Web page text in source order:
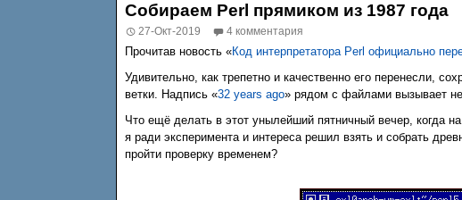
Собираем Perl прямиком из 1987 года
27-Окт-2019 4 комментария
Прочитав новость «Код интерпретатора Perl официально
Удивительно, как трепетно и качественно его перенесли,
ветки. Надпись «32 years ago» рядом с файлами вызывает
Что ещё делать в этот унылейший пятничный вечер, когда
я ради эксперимента и интереса решил взять и собрать
пройти проверку временем?